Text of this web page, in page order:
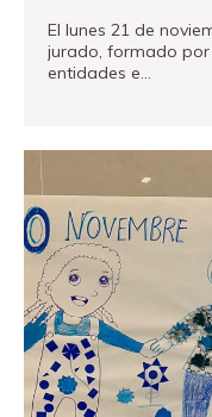
El lunes 21 de
jurado, formado
entidades e…